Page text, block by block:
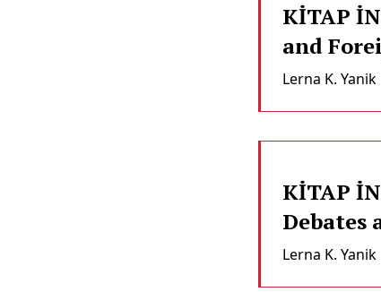
KİTAP
and
Lerna K. Yanik
KİTAP
Debates
Lerna K. Yanik